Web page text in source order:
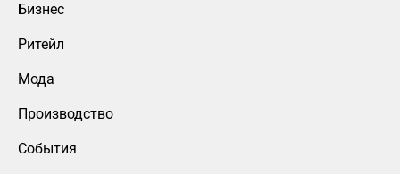
Бизнес
Ритейл
Мода
Производство
События